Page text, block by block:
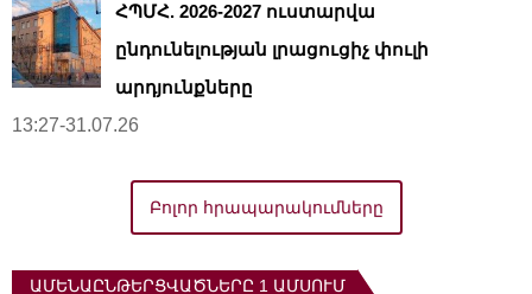
ՀՊՄՀ. 2026-2027 ուստարվա
ընդունելության լրացուցիչ փուլի
արդյունքները
13:27-31.07.26
Բոլոր հրապարակումները
ԱՄԵՆԱԸՆԹԵՐՑՎԱԾՆԵՐԸ 1 ԱՄՍՈՒՄ